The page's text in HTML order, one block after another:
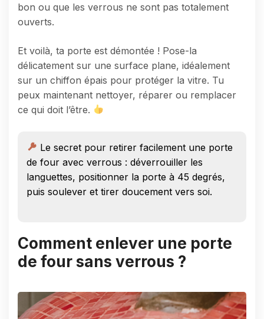
bon ou que les verrous ne sont pas totalement
ouverts.
Et voilà, ta porte est démontée ! Pose-la
délicatement sur une surface plane, idéalement
sur un chiffon épais pour protéger la vitre. Tu
peux maintenant nettoyer, réparer ou remplacer
ce qui doit l’être.
Le secret pour retirer facilement une porte
de four avec verrous : déverrouiller les
languettes, positionner la porte à 45 degrés,
puis soulever et tirer doucement vers soi.
Comment enlever une porte
de four sans verrous ?